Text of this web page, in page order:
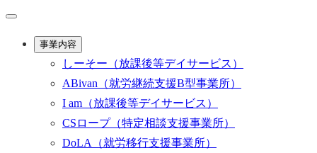
事業内容
しーそー （放課後等デイサービス）
ABivan （就労継続支援B型事業所）
I am （放課後等デイサービス）
CSロープ（特定相談支援事業所）
DoLA
（就労移行支援事業所）